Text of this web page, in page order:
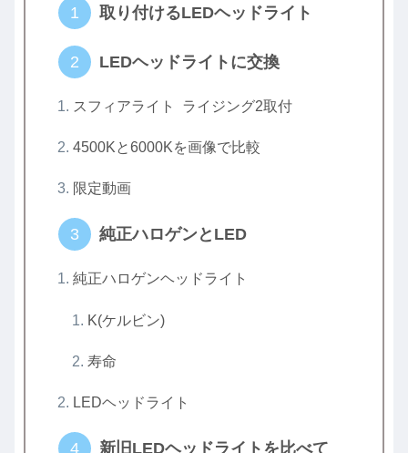
取り付けるLEDヘッドライト
LEDヘッドライトに交換
スフィアライト ライジング2取付
4500Kと6000Kを画像で比較
限定動画
純正ハロゲンとLED
純正ハロゲンヘッドライト
K(ケルビン)
寿命
LEDヘッドライト
新旧LEDヘッドライトを比べて